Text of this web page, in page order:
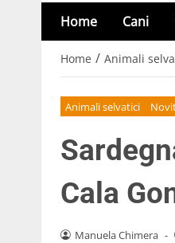
Home Cani
Home / Animali
Animali selvatici
Cala
Manuela Chimera -